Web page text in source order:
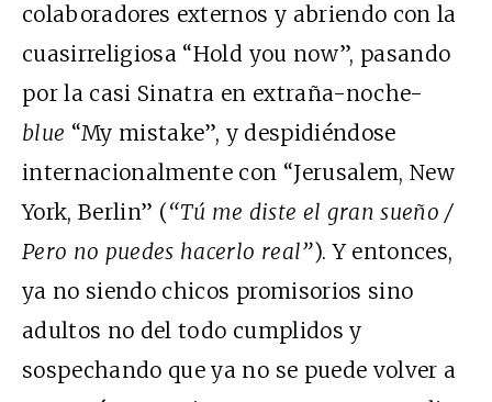
colaboradores externos y abriendo con la
cuasirreligiosa “Hold you now”, pasando
por la casi Sinatra en extraña-noche-
blue “My mistake”, y despidiéndose
internacionalmente con “Jerusalem, New
York, Berlin” (“Tú me diste el gran sueño /
Pero no puedes hacerlo real”). Y entonces,
ya no siendo chicos promisorios sino
adultos no del todo cumplidos y
sospechando que ya no se puede volver a